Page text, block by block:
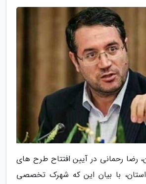
رضا رحمانی در آیین افتتاح طرح های
با بیان این که شهرک تخصصی